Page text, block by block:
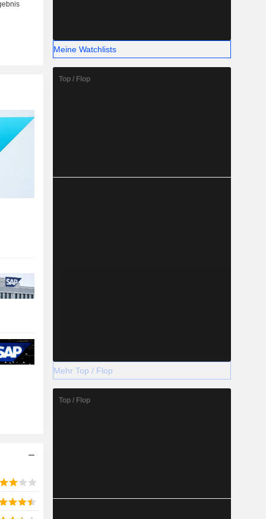
Meine Watchlists
Top / Flop
Mehr Top / Flop
Top / Flop